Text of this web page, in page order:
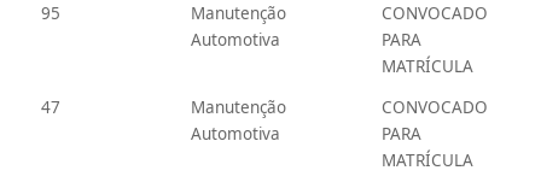
95
Manutenção
Automotiva
CONVOCADO
PARA
MATRÍCULA
47
Manutenção
Automotiva
CONVOCADO
PARA
MATRÍCULA